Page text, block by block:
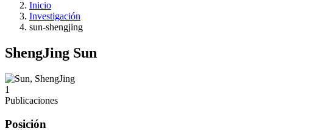
Inicio
Investigación
sun-shengjing
ShengJing Sun
1
Publicaciones
Posición